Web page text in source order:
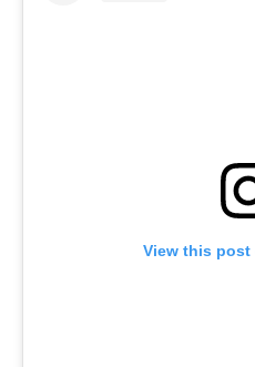
View this post